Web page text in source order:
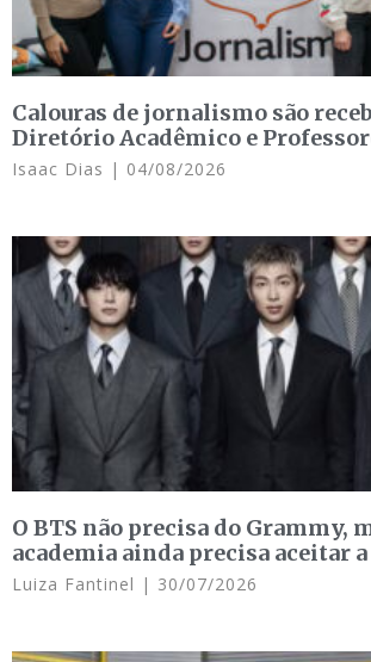
Calouras de jornalismo são
Diretório Acadêmico e
Isaac Dias 04/08/2026
O BTS não precisa do Grammy,
academia ainda precisa aceitar
Luiza Fantinel 30/07/2026